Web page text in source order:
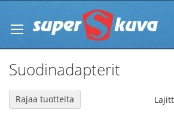
Content
Suodinadapterit
Rajaa tuotteita